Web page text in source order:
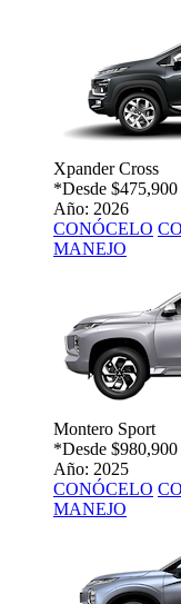
Xpander Cross
*Desde
Año: 2026
CONÓCELO
MANEJO
Montero Sport
*Desde
Año: 2025
CONÓCELO
MANEJO